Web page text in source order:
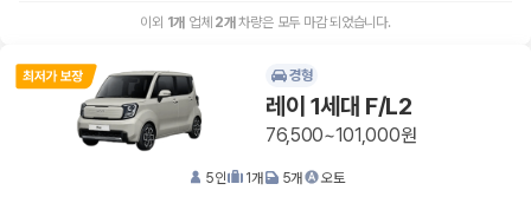
이외 1개 업체 2개 차량은 모두 마감 되었습니다.
경형
레이 1세대 F/L2
76,500~101,000원
5인 1개 5개 오토